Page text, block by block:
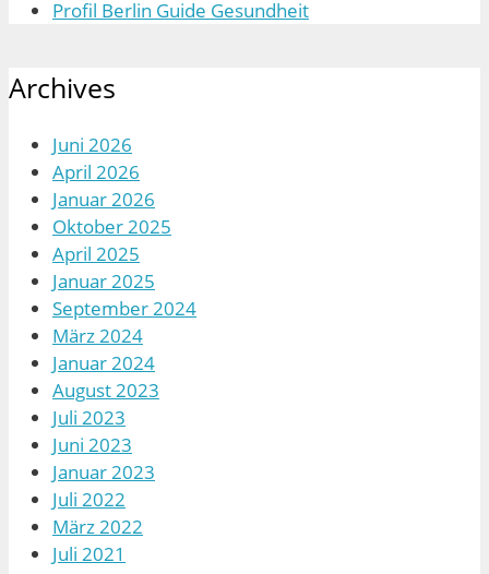
Profil Berlin Guide Gesundheit
Archives
Juni 2026
April 2026
Januar 2026
Oktober 2025
April 2025
Januar 2025
September 2024
März 2024
Januar 2024
August 2023
Juli 2023
Juni 2023
Januar 2023
Juli 2022
März 2022
Juli 2021